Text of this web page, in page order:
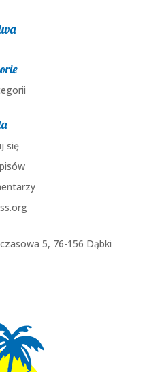
się
5, 76-156 Dąbki